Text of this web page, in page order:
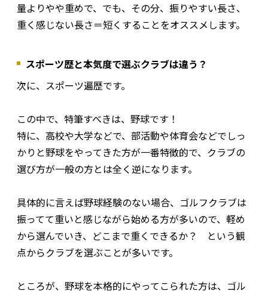
量よりやや重めで、でも、その分、振りやすい長さ、
重く感じない長さ＝短くすることをオススメします。
スポーツ歴と本気度で選ぶクラブは違う？
次に、スポーツ遍歴です。
この中で、特筆すべきは、野球です！
特に、高校や大学などで、部活動や体育会などでしっ
かりと野球をやってきた方が一番特徴的で、クラブの
選び方が一般の方とは全く逆になります。
具体的に言えば野球経験のない場合、ゴルフクラブは
振ってて重いと感じながら始める方が多いので、軽め
から選んでいき、どこまで重くできるか？ という観
点からクラブを選ぶことが多いです。
ところが、野球を本格的にやってこられた方は、ゴル